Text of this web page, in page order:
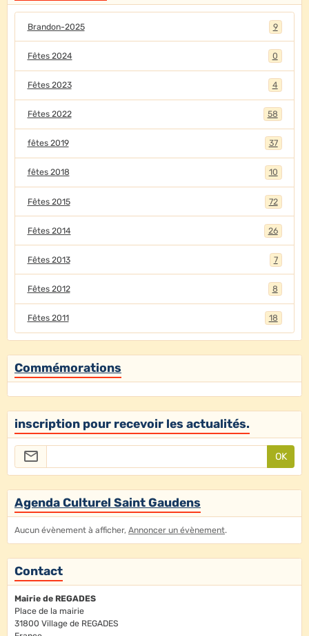
Brandon-2025 9
Fêtes 2024 0
Fêtes 2023 4
Fêtes 2022 58
fêtes 2019 37
fêtes 2018 10
Fêtes 2015 72
Fêtes 2014 26
Fêtes 2013 7
Fêtes 2012 8
Fêtes 2011 18
Commémorations
inscription pour recevoir les actualités.
OK
Agenda Culturel Saint Gaudens
Aucun évènement à afficher, Annoncer un évènement.
Contact
Mairie de REGADES
Place de la mairie
31800 Village de REGADES